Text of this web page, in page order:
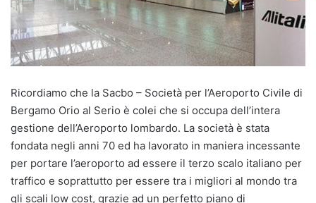
Ricordiamo che la Sacbo – Società per l’Aeroporto Civile di
Bergamo Orio al Serio è colei che si occupa dell’intera
gestione dell’Aeroporto lombardo. La società è stata
fondata negli anni 70 ed ha lavorato in maniera incessante
per portare l’aeroporto ad essere il terzo scalo italiano per
traffico e soprattutto per essere tra i migliori al mondo tra
gli scali low cost, grazie ad un perfetto piano di